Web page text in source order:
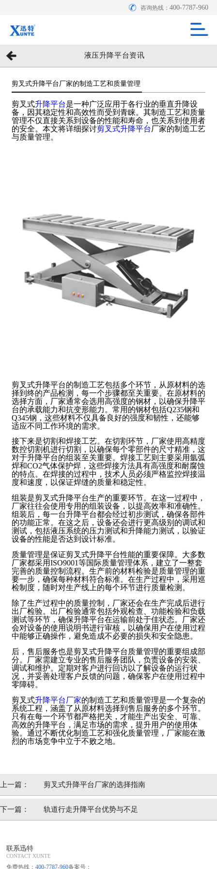
咨询热线：400-7787-960
液压升降平台资讯
剪叉式升降平台厂家的制造工艺和质量管理
剪叉式升降平台是一种广泛应用于各行业的垂直升降设
备，因其稳定性和高效性而受到青睐。其制造工艺和质量
管理不仅直接关系到设备的性能和寿命，也关系到使用者
的安全。本文将详细探讨剪叉式升降平台厂家的制造工艺
与质量管理。
剪叉式升降平台的制造工艺包括多个环节，从原材料的选
择到终的产品检测，每一个步骤都至关重要。在原材料的
选择方面，厂家通常会选用高强度的钢材，以确保升降平
台的承载能力和抗变形能力。常用的钢材包括Q235钢和
Q345钢，这些材料不仅具备良好的强度和韧性，还能够
适应不同工作环境的需求。
接下来是切割和焊接工艺。在切割环节，厂家使用高精度
数控切割机进行切割，以确保每个零部件的尺寸精准，这
对于升降平台的组装至关重要。焊接工艺则主要采用氩弧
焊和CO2气体保护焊，这些焊接方法具有高强度和耐腐蚀
的特点。在焊接的过程中，技术人员必须严格监控焊接温
度和速度，以保证焊缝的质量和稳定性。
组装是剪叉式升降平台生产的重要环节。在这一过程中，
厂家往往会使用专用的组装设备，以提高效率和准确性。
组装后，每一台升降平台都会经过初步测试，确保各部件
的功能正常。在这之后，设备还会进行更高级别的调试和
测试，包括液压系统的压力测试和升降能力测试，以验证
设备的性能是否达到设计标准。
质量管理是保证剪叉式升降平台性能的重要保障。大多数
厂家都采用ISO9001等国际质量管理体系，建立了一整套
完善的质量控制流程。生产前的材料检验是质量管理的重
要一步，确保每种材料符合标准。在生产过程中，采用巡
检制度，随时对生产线上的每个环节进行质量检测。
除了生产过程中的质量控制，厂家还会在生产完成后进行
出厂检验。出厂检验通常包括外观检查、功能检验和负载
测试等环节，确保升降平台在运输前处于佳状态。厂家还
会对设备的使用说明书进行审核，以确保用户在使用过程
中能够正确操作，避免造成不必要的损失和安全隐患。
后，售后服务也是剪叉式升降平台质量管理的重要组成部
分。厂家需建立专业的售后服务团队，负责设备的安装、
调试和维护。定期对客户进行回访以了解设备的运行状
况，并妥善处理客户反馈的问题，确保客户在使用过程中
零障碍。
剪叉式升降平台厂家的制造工艺和质量管理是一个复杂的
系统工程，涵盖了从原材料选择到售后服务的多个环节。
只有在每一个环节都严格把关，才能生产出安全、可靠、
高效的升降平台，满足市场的需求，提升用户的使用体
验。通过不断优化制造工艺和强化质量管理，厂家能在激
烈的市场竞争中立于不败之地。
上一篇： 剪叉式升降平台厂家的选择指南
下一篇： 轨道行走升降平台优势与不足
联系迅特
CONTACT XUNTE
免费热线：400-7787-960备案号：